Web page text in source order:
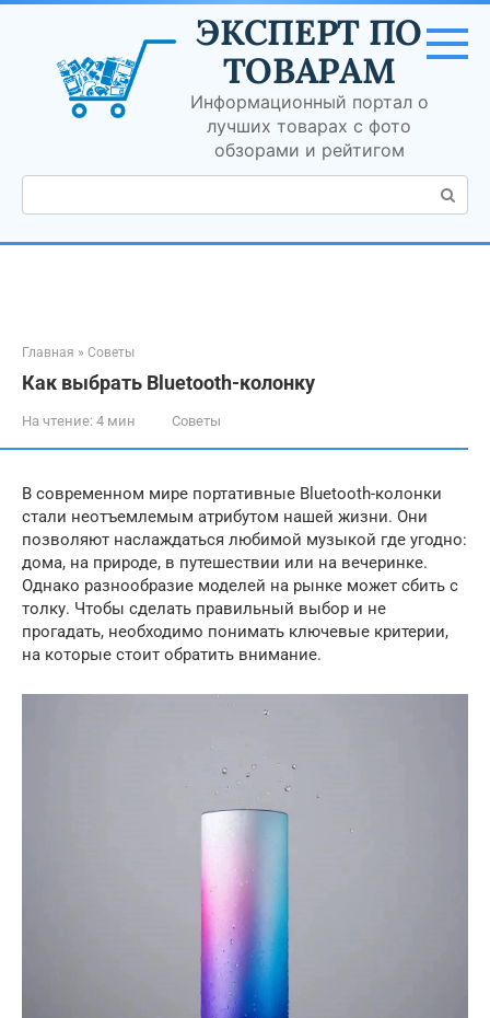
Перейти
контенту
ЭКСПЕРТ ПО
ТОВАРАМ
Информационный портал о
лучших товарах с фото
обзорами и рейтигом
Поиск:
Главная » Советы
Как выбрать Bluetooth-колонку
На чтение: 4 мин Советы
В современном мире портативные Bluetooth-колонки
стали неотъемлемым атрибутом нашей жизни. Они
позволяют наслаждаться любимой музыкой где угодно:
дома, на природе, в путешествии или на вечеринке.
Однако разнообразие моделей на рынке может сбить с
толку. Чтобы сделать правильный выбор и не
прогадать, необходимо понимать ключевые критерии,
на которые стоит обратить внимание.